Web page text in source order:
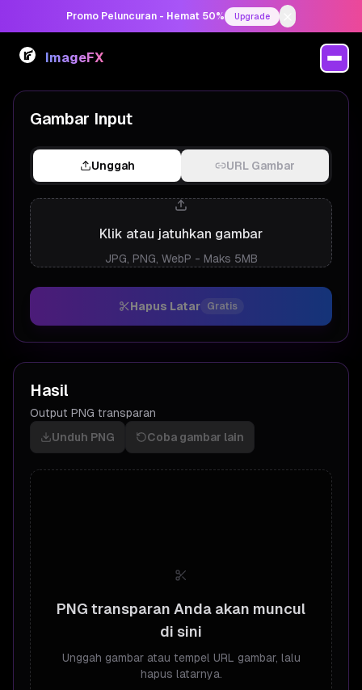
Promo Peluncuran - Hemat 50% Upgrade
ImageFX
Penghapus Latar Belakang AI
Gambar Input
Unggah URL Gambar
Klik atau jatuhkan gambar
JPG, PNG, WebP - Maks 5MB
Hapus Latar Gratis
Hasil
Output PNG transparan
Unduh PNG
Coba gambar lain
PNG transparan Anda akan muncul
di sini
Unggah gambar atau tempel URL gambar, lalu
hapus latarnya.